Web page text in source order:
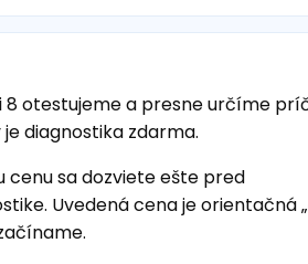
8 otestujeme a presne určíme
diagnostika zdarma.
cenu sa dozviete ešte pred
Uvedená cena je orientačná